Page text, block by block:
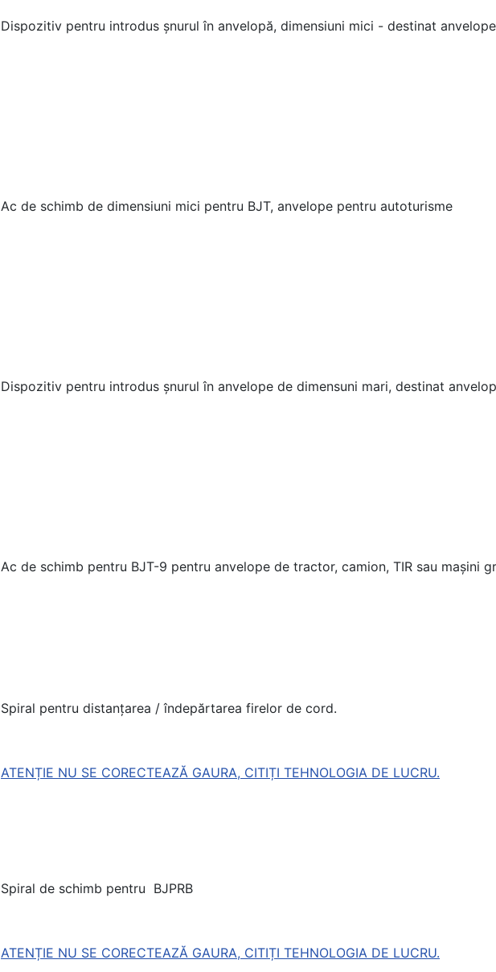
Dispozitiv pentru introdus șnurul în anvelopă, dimensiuni mici - destinat
Ac de schimb de dimensiuni mici pentru BJT, anvelope pentru autoturisme
Dispozitiv pentru introdus șnurul în anvelope de dimensuni mari, destinat
Ac de schimb pentru BJT-9 pentru anvelope de tractor, camion, TIR sau mașini
Spiral pentru distanțarea / îndepărtarea firelor de cord.
ATENȚIE NU SE CORECTEAZĂ GAURA, CITIȚI TEHNOLOGIA DE LUCRU.
Spiral de schimb pentru BJPRB
ATENȚIE NU SE CORECTEAZĂ GAURA, CITIȚI TEHNOLOGIA DE LUCRU.